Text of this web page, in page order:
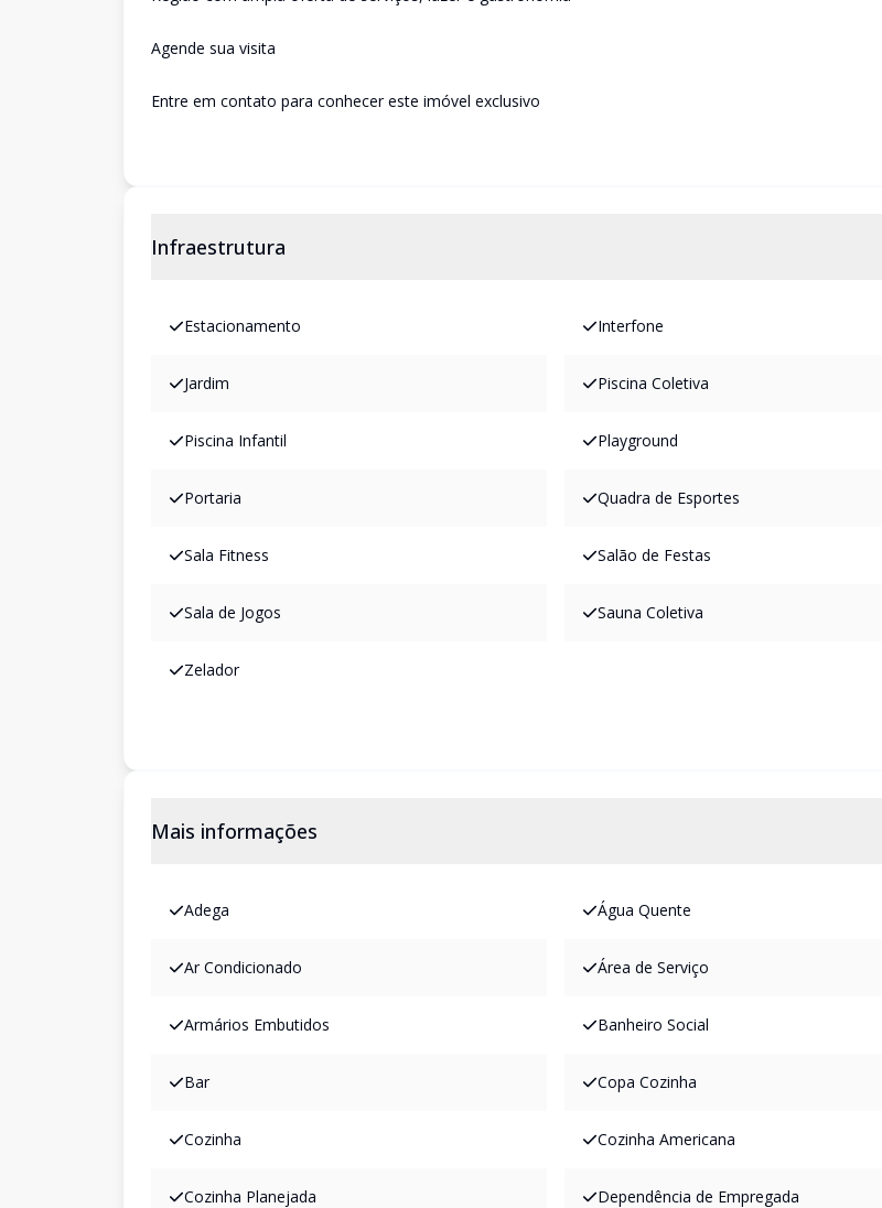
Agende sua visita
Entre em contato para conhecer este imóvel exclusivo
Infraestrutura
Estacionamento Interfone
Jardim Piscina Coletiva
Piscina Infantil Playground
Portaria Quadra de Esportes
Sala Fitness Salão de Festas
Sala de Jogos Sauna Coletiva
Zelador
Mais informações
Adega Água Quente
Ar Condicionado Área de Serviço
Armários Embutidos Banheiro Social
Bar Copa Cozinha
Cozinha Cozinha Americana
Cozinha Planejada Dependência de Empregada